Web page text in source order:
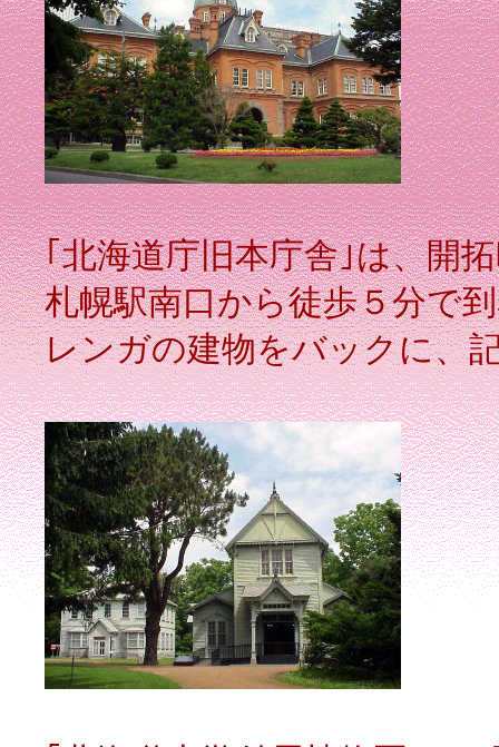
｢北海道庁旧本庁舎｣は、開
札幌駅南口から徒歩５分で
レンガの建物をバックに、